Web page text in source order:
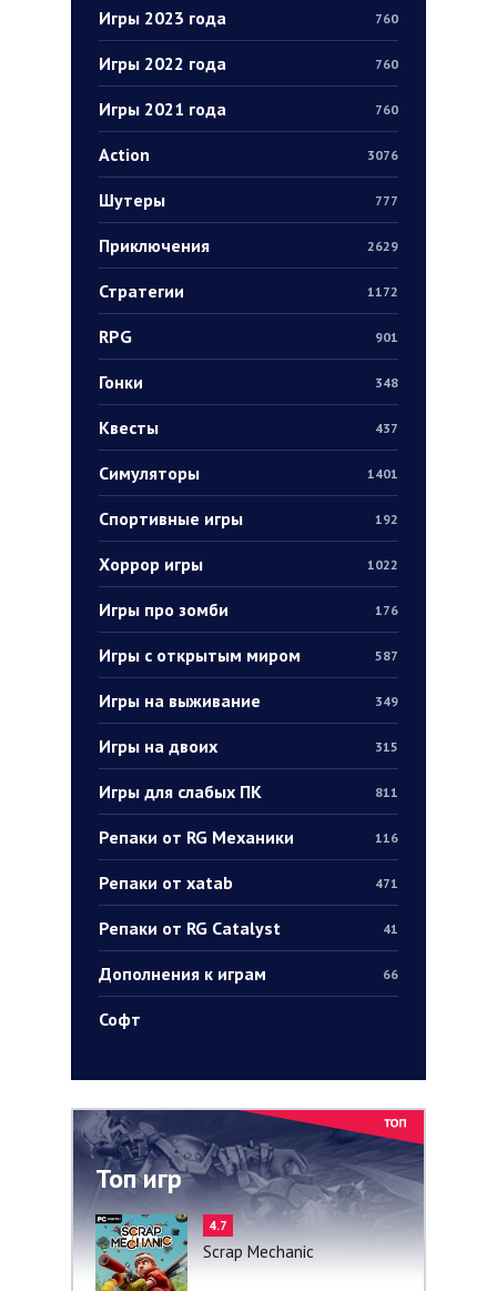
Игры 2023 года 760
Игры 2022 года 760
Игры 2021 года 760
Action 3076
Шутеры 777
Приключения 2629
Стратегии 1172
RPG 901
Гонки 348
Квесты 437
Симуляторы 1401
Спортивные игры 192
Хоррор игры 1022
Игры про зомби 176
Игры с открытым миром 587
Игры на выживание 349
Игры на двоих 315
Игры для слабых ПК 811
Репаки от RG Механики 116
Репаки от xatab 471
Репаки от RG Catalyst 41
Дополнения к играм 66
Софт
Топ игр
4.7
Scrap Mechanic